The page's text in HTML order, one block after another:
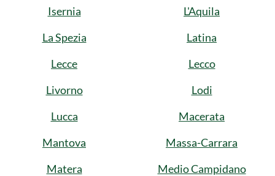
Isernia
L'Aquila
La Spezia
Latina
Lecce
Lecco
Livorno
Lodi
Lucca
Macerata
Mantova
Massa-Carrara
Matera
Medio Campidano